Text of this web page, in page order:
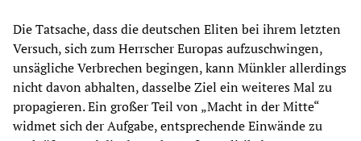
Die Tatsache, dass die deutschen Eliten bei ihrem letzten
Versuch, sich zum Herrscher Europas aufzuschwingen,
unsägliche Verbrechen begingen, kann Münkler allerdings
nicht davon abhalten, dasselbe Ziel ein weiteres Mal zu
propagieren. Ein großer Teil von „Macht in der Mitte“
widmet sich der Aufgabe, entsprechende Einwände zu